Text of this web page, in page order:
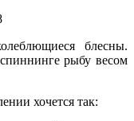
блесны.
рыбу весом
хочется так: